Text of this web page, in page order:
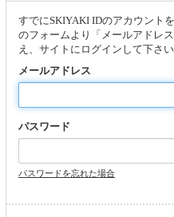
すでにSKIYAKI IDのアカウント
のフォームより「メールアドレ
え、サイトにログインして下さい
メールアドレス
パスワード
パスワードを忘れた場合